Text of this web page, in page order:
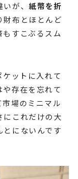
いが、紙幣を折
財布とほとんど
すこぶるスム
ットに入れて
存在を忘れて
場のミニマル
にこれだけの大
にないんです